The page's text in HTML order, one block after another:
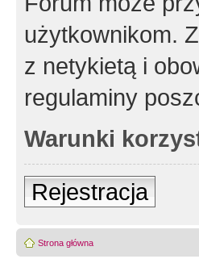
użytkownikom.
z netykietą i
regulaminy
Warunki
Rejestracja
Strona główna